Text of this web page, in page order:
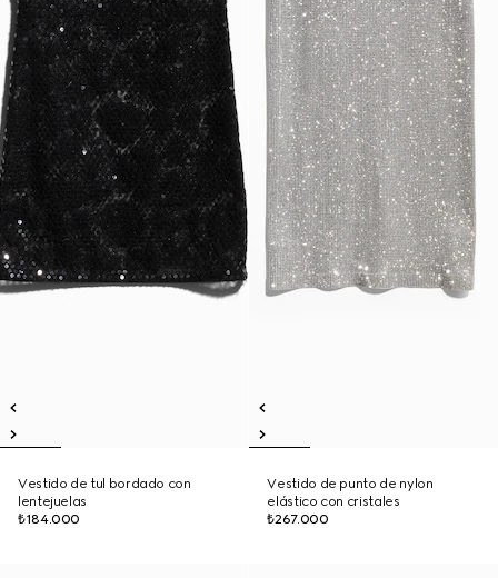
Vestido de tul bordado con
lentejuelas
₺184.000
Vestido de punto de nylon
elástico con cristales
₺267.000